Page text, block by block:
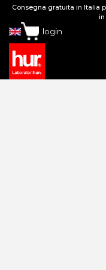
Consegna gratuita in Italia
in
login